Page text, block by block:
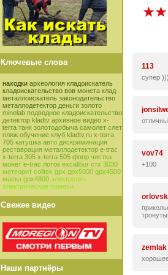
Ключевые слова
находки археология кладоискатель
кладоискательство вов монета клад
металлоискатель законодательство
металлодетектор деньги золото
minelab подводное кладоискательство
детектор kladtv архивное видео x-
terra танк золотодобыча самолет слет
пляж обучение клуб kladtv,ru x-terra
705 катушка авто дискриминация
реставрация металлодетектор e-trac
x-terra 305 x-terra 505 фппр чистка
монет e-trac лоток excalibur стх 3030
метеорит coiltek gpx gpx5000 gpx4500
маска gpx4800 электролиз
электрические помехи
Свежее видео
Наши партнёры
113
супер
vov74
+100
zemlak